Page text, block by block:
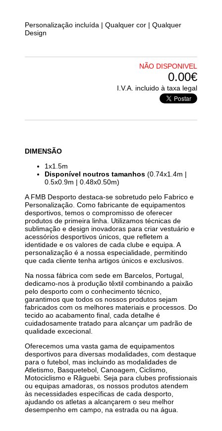
Personalização incluída | Qualquer cor | Qualquer
Design
NÃO DISPONIVEL
0.00€
I.V.A. incluido à taxa legal
DIMENSÃO
1x1.5m
Disponível noutros tamanhos (0.74x1.4m |
0.5x0.9m | 0.48x0.50m)
A FMB Desporto destaca-se sobretudo pelo Fabrico e
Personalização. Como fabricante de equipamentos
desportivos, temos o compromisso de oferecer
produtos de primeira linha. Utilizamos técnicas de
sublimação e design inovadoras para criar vestuário e
acessórios desportivos únicos, que refletem a
identidade e os valores de cada clube e equipa. A
personalização é a nossa especialidade, permitindo
que cada cliente tenha artigos únicos e exclusivos.
Na nossa fábrica com sede em Barcelos, Portugal,
dedicamo-nos à produção têxtil combinando a paixão
pelo desporto com o conhecimento técnico,
garantimos que todos os nossos produtos sejam
fabricados com os melhores materiais e processos. Do
tecido ao acabamento final, cada detalhe é
cuidadosamente tratado para alcançar um padrão de
qualidade excecional.
Oferecemos uma vasta gama de equipamentos
desportivos para diversas modalidades, com destaque
para o futebol, mas incluindo as modalidades de
Atletismo, Basquetebol, Canoagem, Ciclismo,
Motociclismo e Râguebi. Seja para clubes profissionais
ou equipas amadoras, os nossos produtos atendem
às necessidades específicas de cada desporto,
ajudando os atletas a alcançarem o seu melhor
desempenho em campo, na estrada ou na água.